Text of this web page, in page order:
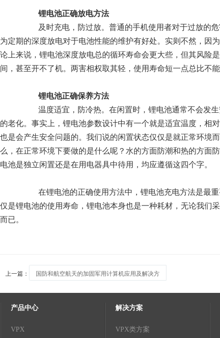
锂电池正确放电方法
及时充电，防过放。普通的手机使用者对于过放的
为定期的深度放电对于电池性能的维护有好处。实则不然，因
论上来说，锂电池深度放电总的循环寿命会更大些，但其风险
间，甚至开不了机。两害相权取其轻，使用寿命短一点总比不
锂电池正确保养方法
温度适宜，防冷热。在闲置时，锂电池通常不会发
的老化。事实上，锂电池参数设计中有一个就是适宜温度，相
也是会产生安全问题的。我们说的闲置状态仅仅是就正常环境
么，在正常环境下要做的是什么呢？水的方面防潮和热的方面
电池是独立闲置还是在用电器具中待用，均应遵循这四个字。
在锂电池的正确使用方法中，锂电池充电方法是最
仅是锂电池的使用寿命，锂电池本身也是一种耗材，无论我们
而已。
上一篇： 国防和航空航天的加固军用计算机应用及解决方
产品中心
VPX
解决方案
VPX类方案